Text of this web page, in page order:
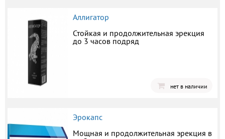
Аллигатор
Стойкая и продолжительная эрекция
до 3 часов подряд
нет в наличии
Эрокапс
Мощная и продолжительная эрекция в